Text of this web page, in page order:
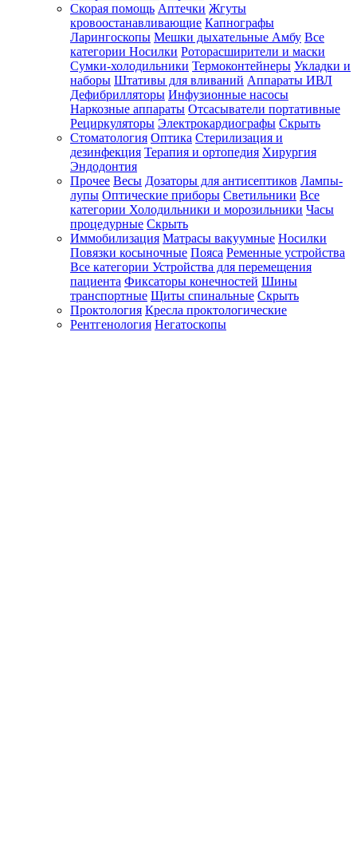
Скорая помощь Аптечки Жгуты
кровоостанавливающие Капнографы
Ларингоскопы Мешки дыхательные Амбу Все
категории Носилки Роторасширители и маски
Сумки-холодильники Термоконтейнеры Укладки и
наборы Штативы для вливаний Аппараты ИВЛ
Дефибрилляторы Инфузионные насосы
Наркозные аппараты Отсасыватели портативные
Рециркуляторы Электрокардиографы Скрыть
Стоматология Оптика Стерилизация и
дезинфекция Терапия и ортопедия Хирургия
Эндодонтия
Прочее Весы Дозаторы для антисептиков Лампы-
лупы Оптические приборы Светильники Все
категории Холодильники и морозильники Часы
процедурные Скрыть
Иммобилизация Матрасы вакуумные Носилки
Повязки косыночные Пояса Ременные устройства
Все категории Устройства для перемещения
пациента Фиксаторы конечностей Шины
транспортные Щиты спинальные Скрыть
Проктология Кресла проктологические
Рентгенология Негатоскопы